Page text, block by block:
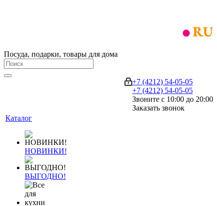
Посуда, подарки, товары для дома
+7 (4212) 54-05-05
+7 (4212) 54-05-05
Звоните с 10:00 до 20:00
Заказать звонок
Каталог
НОВИНКИ!
ВЫГОДНО!